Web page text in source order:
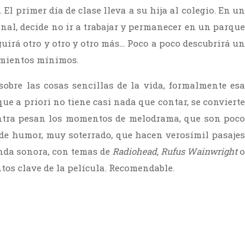
primer día de clase lleva a su hija al colegio. En un
decide no ir a trabajar y permanecer en un parque
otro y otro y otro más… Poco a poco descubrirá un
mínimos.
las cosas sencillas de la vida, formalmente esa
a priori no tiene casi nada que contar, se convierte
pesan los momentos de melodrama, que son poco
humor, muy soterrado, que hacen verosímil pasajes
sonora, con temas de Radiohead, Rufus Wainwrighto
clave de la película. Recomendable.